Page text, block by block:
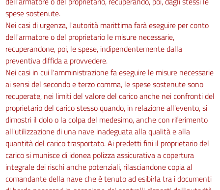
46
47
48
49
50
Capo VII
Disposizioni in materia di difesa del suolo
51
52
53
54
55
56
spese sostenute.
Nei casi di urgenza, l'autorità marittima farà eseguire per conto
dell'armatore o del proprietario le misure necessarie,
recuperandone, poi, le spese, indipendentemente dalla
preventiva diffida a provvedere.
Nei casi in cui l'amministrazione fa eseguire le misure necessarie
ai sensi del secondo e terzo comma, le spese sostenute sono
recuperate, nei limiti del valore del carico anche nei confronti del
proprietario del carico stesso quando, in relazione all'evento, si
dimostri il dolo o la colpa del medesimo, anche con riferimento
all'utilizzazione di una nave inadeguata alla qualità e alla
quantità del carico trasportato. Ai predetti fini il proprietario del
carico si munisce di idonea polizza assicurativa a copertura
integrale dei rischi anche potenziali, rilasciandone copia al
comandante della nave che è tenuto ad esibirla tra i documenti